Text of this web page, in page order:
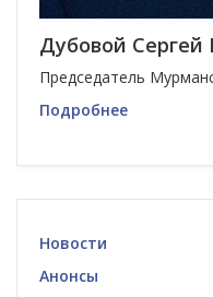
Дубовой
Председатель
Подробнее
Новости
Анонсы